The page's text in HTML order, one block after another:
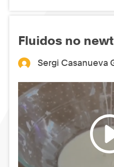
Fluidos no
Sergi Casanueva